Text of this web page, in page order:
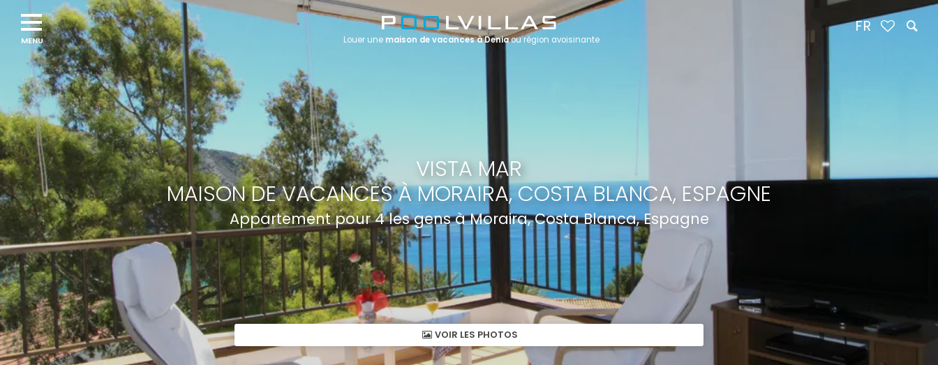
VISTA MAR
MAISON DE VACANCES À MORAIRA, COSTA BLANCA, ESPAGNE
Appartement pour 4 les gens à Moraira, Costa Blanca, Espagne
VOIR LES PHOTOS
Louer une maison de vacances à Deniaou région avoisinante
FR